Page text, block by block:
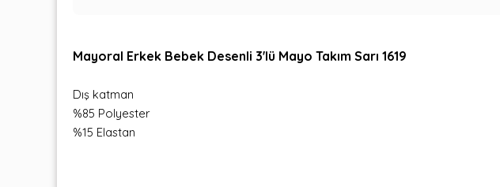
Mayoral Erkek Bebek Desenli 3'lü Mayo Takım Sarı 1619
Dış katman
%85 Polyester
%15 Elastan